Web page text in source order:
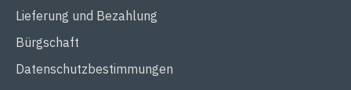
Lieferung und Bezahlung
Bürgschaft
Datenschutzbestimmungen